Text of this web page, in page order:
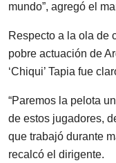
mundo”, agregó el
Respecto a la ola de
pobre actuación de
‘Chiqui’ Tapia fue
“Paremos la pelota
de estos jugadores,
que trabajó durante
recalcó el dirigente.